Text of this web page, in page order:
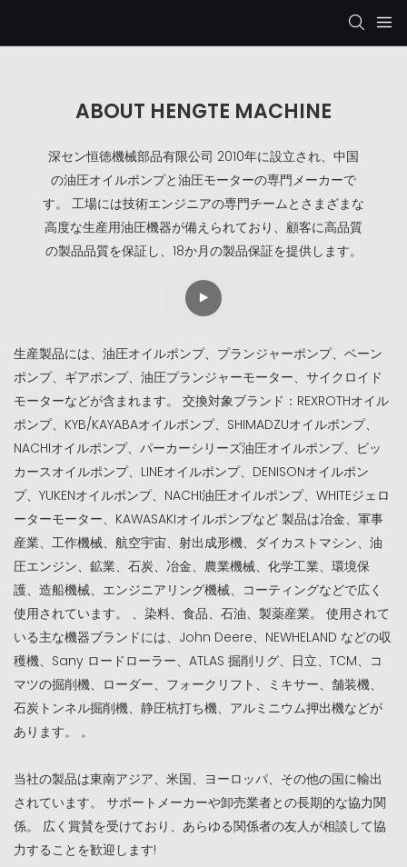
ABOUT HENGTE MACHINE
深セン恒徳機械部品有限公司 2010年に設立され、中国
の油圧オイルポンプと油圧モーターの専門メーカーで
す。 工場には技術エンジニアの専門チームとさまざまな
高度な生産用油圧機器が備えられており、顧客に高品質
の製品品質を保証し、18か月の製品保証を提供します。
生産製品には、油圧オイルポンプ、プランジャーポンプ、ベーン
ポンプ、ギアポンプ、油圧プランジャーモーター、サイクロイド
モーターなどが含まれます。 交換対象ブランド：REXROTHオイル
ポンプ、KYB/KAYABAオイルポンプ、SHIMADZUオイルポンプ、
NACHIオイルポンプ、パーカーシリーズ油圧オイルポンプ、ビッ
カースオイルポンプ、LINEオイルポンプ、DENISONオイルポン
プ、YUKENオイルポンプ、NACHI油圧オイルポンプ、WHITEジェロ
ーターモーター、KAWASAKIオイルポンプなど 製品は冶金、軍事
産業、工作機械、航空宇宙、射出成形機、ダイカストマシン、油
圧エンジン、鉱業、石炭、冶金、農業機械、化学工業、環境保
護、造船機械、エンジニアリング機械、コーティングなどで広く
使用されています。 、染料、食品、石油、製薬産業。 使用されて
いる主な機器ブランドには、John Deere、NEWHELAND などの収
穫機、Sany ロードローラー、ATLAS 掘削リグ、日立、TCM、コ
マツの掘削機、ローダー、フォークリフト、ミキサー、舗装機、
石炭トンネル掘削機、静圧杭打ち機、アルミニウム押出機などが
あります。 。
当社の製品は東南アジア、米国、ヨーロッパ、その他の国に輸出
されています。 サポートメーカーや卸売業者との長期的な協力関
係。 広く賞賛を受けており、あらゆる関係者の友人が相談して協
力することを歓迎します!